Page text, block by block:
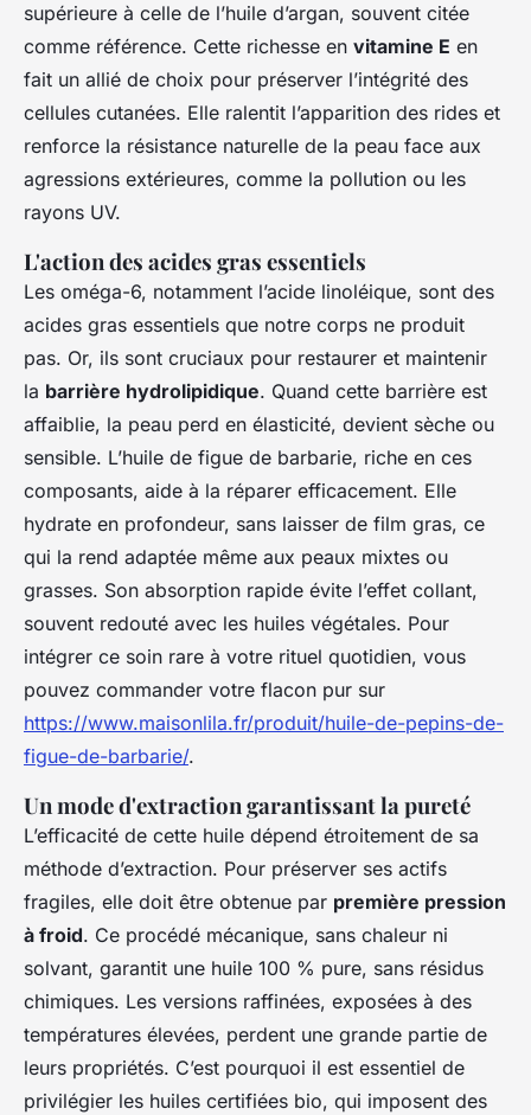
supérieure à celle de l’huile d’argan, souvent citée
comme référence. Cette richesse en vitamine E en
fait un allié de choix pour préserver l’intégrité des
cellules cutanées. Elle ralentit l’apparition des rides et
renforce la résistance naturelle de la peau face aux
agressions extérieures, comme la pollution ou les
rayons UV.
L'action des acides gras essentiels
Les oméga-6, notamment l’acide linoléique, sont des
acides gras essentiels que notre corps ne produit
pas. Or, ils sont cruciaux pour restaurer et maintenir
la barrière hydrolipidique. Quand cette barrière est
affaiblie, la peau perd en élasticité, devient sèche ou
sensible. L’huile de figue de barbarie, riche en ces
composants, aide à la réparer efficacement. Elle
hydrate en profondeur, sans laisser de film gras, ce
qui la rend adaptée même aux peaux mixtes ou
grasses. Son absorption rapide évite l’effet collant,
souvent redouté avec les huiles végétales. Pour
intégrer ce soin rare à votre rituel quotidien, vous
pouvez commander votre flacon pur sur
https://www.maisonlila.fr/produit/huile-de-pepins-de-
figue-de-barbarie/.
Un mode d'extraction garantissant la pureté
L’efficacité de cette huile dépend étroitement de sa
méthode d’extraction. Pour préserver ses actifs
fragiles, elle doit être obtenue par première pression
à froid. Ce procédé mécanique, sans chaleur ni
solvant, garantit une huile 100 % pure, sans résidus
chimiques. Les versions raffinées, exposées à des
températures élevées, perdent une grande partie de
leurs propriétés. C’est pourquoi il est essentiel de
privilégier les huiles certifiées bio, qui imposent des